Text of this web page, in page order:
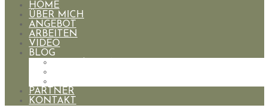
HOME
ÜBER MICH
ANGEBOT
ARBEITEN
VIDEO
BLOG
PARTNER
KONTAKT